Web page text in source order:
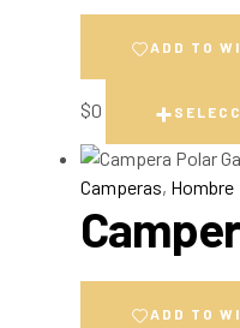
ADD TO
$0
Camperas, Hombre
ADD TO